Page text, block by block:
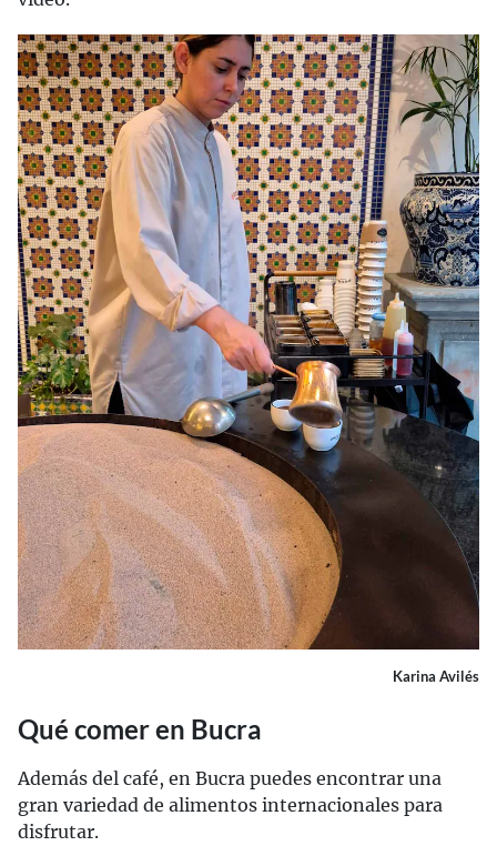
Karina Avilés
Qué comer en Bucra
Además del café, en Bucra puedes encontrar una
gran variedad de alimentos internacionales para
disfrutar.